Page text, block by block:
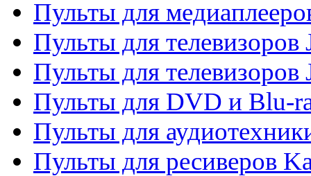
Пульты для
Пульты для телевизоров
Пульты для телевизоров
Пульты для DVD и Blu-
Пульты для
Пульты для ресиверов